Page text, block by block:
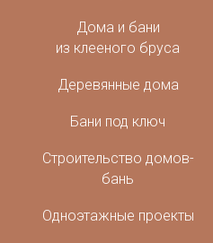
Дома и бани
из клееного бруса
Деревянные дома
Бани под ключ
Строительство домов-
бань
Одноэтажные проекты